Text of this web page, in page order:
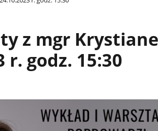
z mgr
r. godz. 15:30